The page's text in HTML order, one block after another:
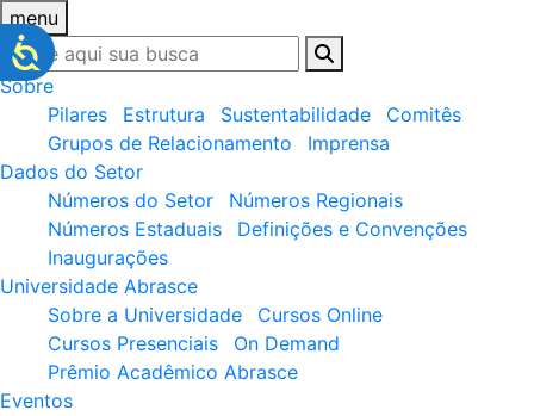
menu
Sobre
Pilares
Estrutura Sustentabilidade
Comitês
Grupos de Relacionamento
Imprensa
Dados do Setor
Números do Setor
Números Regionais
Números Estaduais
Definições e Convenções
Inaugurações
Universidade Abrasce
Sobre a Universidade
Cursos Online
Cursos Presenciais
On Demand
Prêmio Acadêmico Abrasce
Eventos